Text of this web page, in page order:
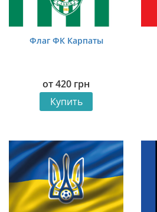
Флаг ФК Карпаты
от420 грн
Купить